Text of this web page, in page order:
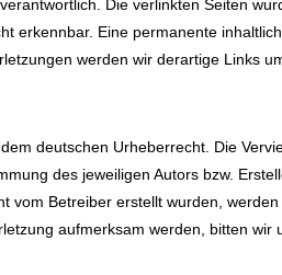
Die verlinkten Seiten
erkennbar. Eine permanente
werden wir derartige Links
deutschen Urheberrecht. Die
des jeweiligen Autors bzw.
Betreiber erstellt wurden,
aufmerksam werden, bitten